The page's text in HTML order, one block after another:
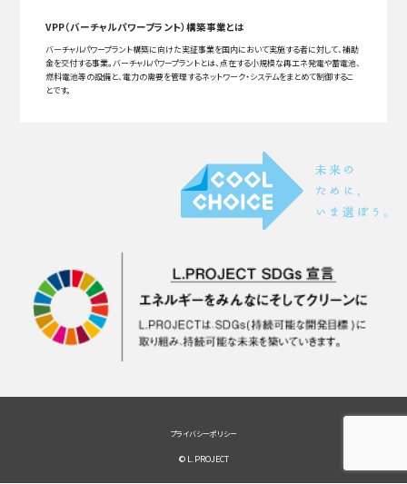
VPP（バーチャルパワープラント）構築事業とは
バーチャルパワープラント構築に向けた実証事業を国内において実施する者に対して、補助
金を交付する事業。バーチャルパワープラントとは、点在する小規模な再エネ発電や蓄電池、
燃料電池等の設備と、電力の需要を管理するネットワーク・システムをまとめて制御するこ
とです。
プライバシーポリシー
© L.PROJECT